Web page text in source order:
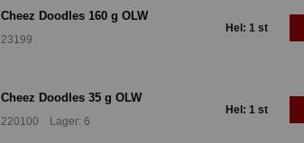
Cheez Doodles 160 g OLW
23199
Hel: 1 st
Cheez Doodles 35 g OLW
220100 Lager: 6
Hel: 1 st